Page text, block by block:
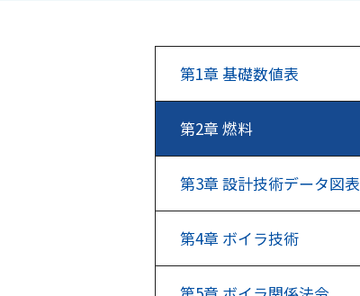
第1章 基礎数値表
第2章 燃料
第3章 設計技術データ図表
第4章 ボイラ技術